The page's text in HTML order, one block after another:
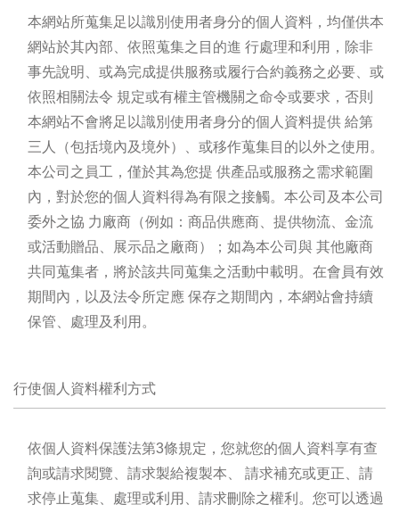
本網站所蒐集足以識別使用者身分的個人資料，均僅供本
網站於其內部、依照蒐集之目的進 行處理和利用，除非
事先說明、或為完成提供服務或履行合約義務之必要、或
依照相關法令 規定或有權主管機關之命令或要求，否則
本網站不會將足以識別使用者身分的個人資料提供 給第
三人（包括境內及境外）、或移作蒐集目的以外之使用。
本公司之員工，僅於其為您提 供產品或服務之需求範圍
內，對於您的個人資料得為有限之接觸。本公司及本公司
委外之協 力廠商（例如：商品供應商、提供物流、金流
或活動贈品、展示品之廠商）；如為本公司與 其他廠商
共同蒐集者，將於該共同蒐集之活動中載明。在會員有效
期間內，以及法令所定應 保存之期間內，本網站會持續
保管、處理及利用。
行使個人資料權利方式
依個人資料保護法第3條規定，您就您的個人資料享有查
詢或請求閱覽、請求製給複製本、 請求補充或更正、請
求停止蒐集、處理或利用、請求刪除之權利。您可以透過